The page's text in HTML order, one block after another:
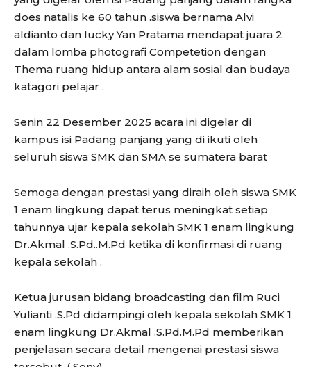
does natalis ke 60 tahun .siswa bernama Alvi
aldianto dan lucky Yan Pratama mendapat juara 2
dalam lomba photografi Competetion dengan
Thema ruang hidup antara alam sosial dan budaya
katagori pelajar .
Senin 22 Desember 2025 acara ini digelar di
kampus isi Padang panjang yang di ikuti oleh
seluruh siswa SMK dan SMA se sumatera barat
Semoga dengan prestasi yang diraih oleh siswa SMK
1 enam lingkung dapat terus meningkat setiap
tahunnya ujar kepala sekolah SMK 1 enam lingkung
Dr.Akmal .S.Pd..M.Pd ketika di konfirmasi di ruang
kepala sekolah .
Ketua jurusan bidang broadcasting dan film Ruci
Yulianti .S.Pd didampingi oleh kepala sekolah SMK 1
enam lingkung Dr.Akmal .S.Pd.M.Pd memberikan
penjelasan secara detail mengenai prestasi siswa